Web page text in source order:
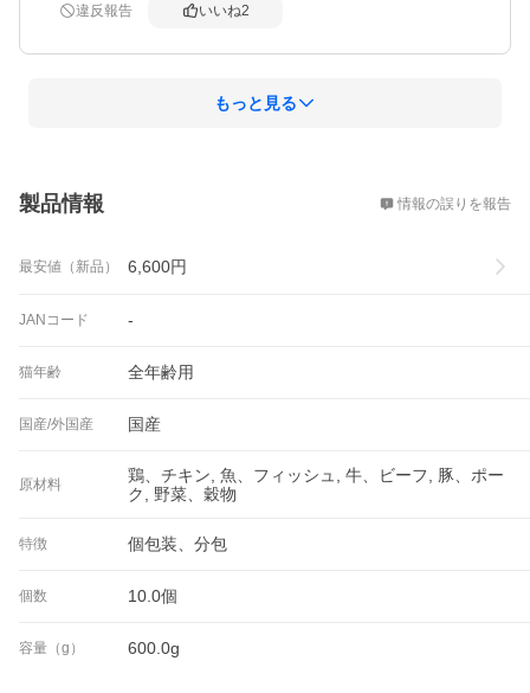
違反報告 いいね2
もっと見る
製品情報 情報の誤りを報告
最安値（新品） 6,600円
JANコード -
猫年齢 全年齢用
国産/外国産 国産
原材料
鶏、チキン, 魚、フィッシュ, 牛、ビーフ, 豚、ポー
ク, 野菜、穀物
特徴 個包装、分包
個数 10.0個
容量（g） 600.0g